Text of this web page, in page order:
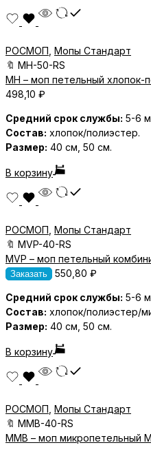
РОСМОП Мопы Стандарт
🔖 MH-50-RS
MH – моп петельный хлопок-
498,10 ₽
Средний срок службы: 5-6
Состав: хлопок/полиэстер.
Размер: 40 см, 50 см.
В корзину
РОСМОП Мопы Стандарт
🔖 MVP-40-RS
MVP – моп петельный
Заказать 550,80 ₽
Средний срок службы: 5-6
Состав: хлопок/полиэстер/
Размер: 40 см, 50 см.
В корзину
РОСМОП Мопы Стандарт
🔖 MMB-40-RS
MMB – моп микропетельный